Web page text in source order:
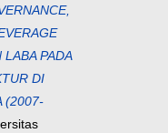
PADA
DI
(2007-